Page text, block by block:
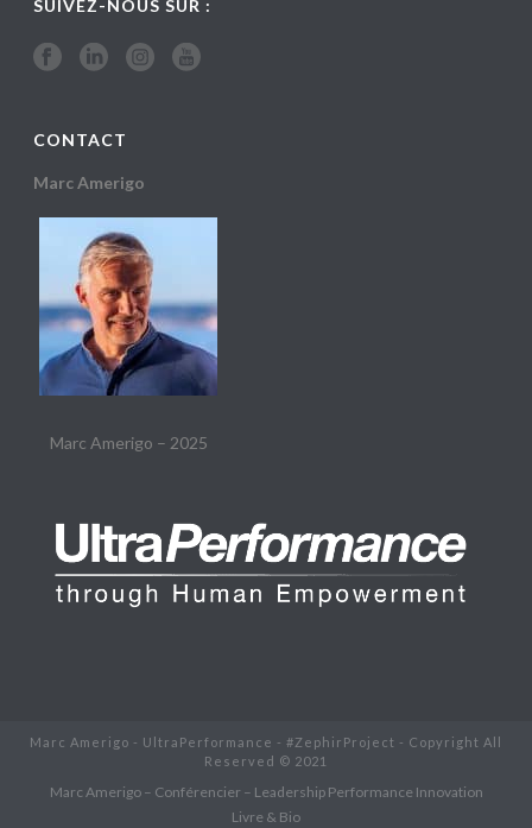
SUIVEZ-NOUS SUR :
CONTACT
Marc Amerigo
Marc Amerigo – 2025
Marc Amerigo - UltraPerformance - #ZephirProject - Copyright All
Reserved © 2021
Marc Amerigo – Conférencier – Leadership Performance Innovation
Livre & Bio